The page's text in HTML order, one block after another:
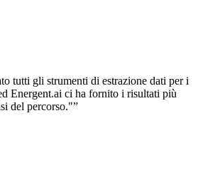
tutti gli strumenti di estrazione dati per i
Energent.ai ci ha fornito i risultati più
del percorso."”